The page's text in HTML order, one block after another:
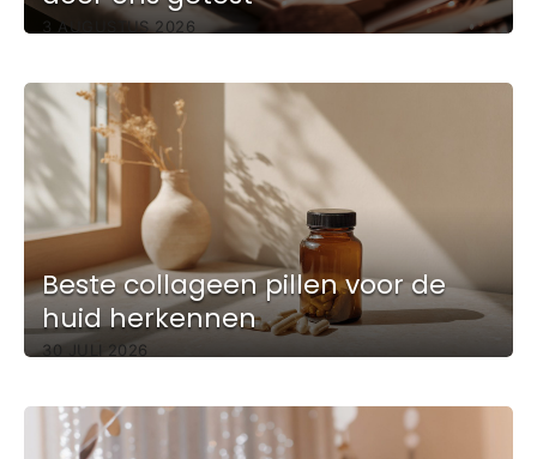
3 AUGUSTUS 2026
Beste collageen pillen voor de
huid herkennen
30 JULI 2026